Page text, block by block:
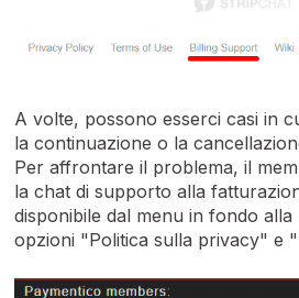
A volte, possono esserci casi in
la continuazione o la
Per affrontare il problema, il
la chat di supporto alla
disponibile dal menu in fondo alla
opzioni "Politica sulla privacy" e